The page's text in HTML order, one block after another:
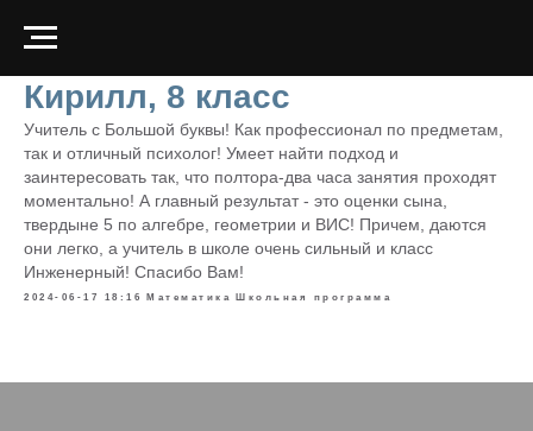
Кирилл, 8 класс
Учитель с Большой буквы! Как профессионал по предметам,
так и отличный психолог! Умеет найти подход и
заинтересовать так, что полтора-два часа занятия проходят
моментально! А главный результат - это оценки сына,
твердыне 5 по алгебре, геометрии и ВИС! Причем, даются
они легко, а учитель в школе очень сильный и класс
Инженерный! Спасибо Вам!
2024-06-17 18:16 Математика Школьная программа